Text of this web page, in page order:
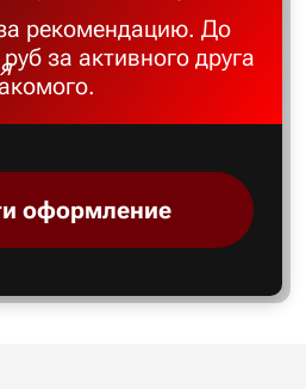
рекомендацию. До
за активного друга
оформление